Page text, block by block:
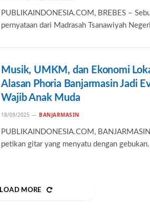
PUBLIKAINDONESIA.COM, BREBES –
pernyataan dari Madrasah Tsanawiyah
Musik, UMKM, dan Ekonomi
Alasan Phoria Banjarmasin Jadi
Wajib Anak Muda
18/09/2025 BANJARMASIN
PUBLIKAINDONESIA.COM,
petikan gitar yang menyatu dengan
LOAD MORE